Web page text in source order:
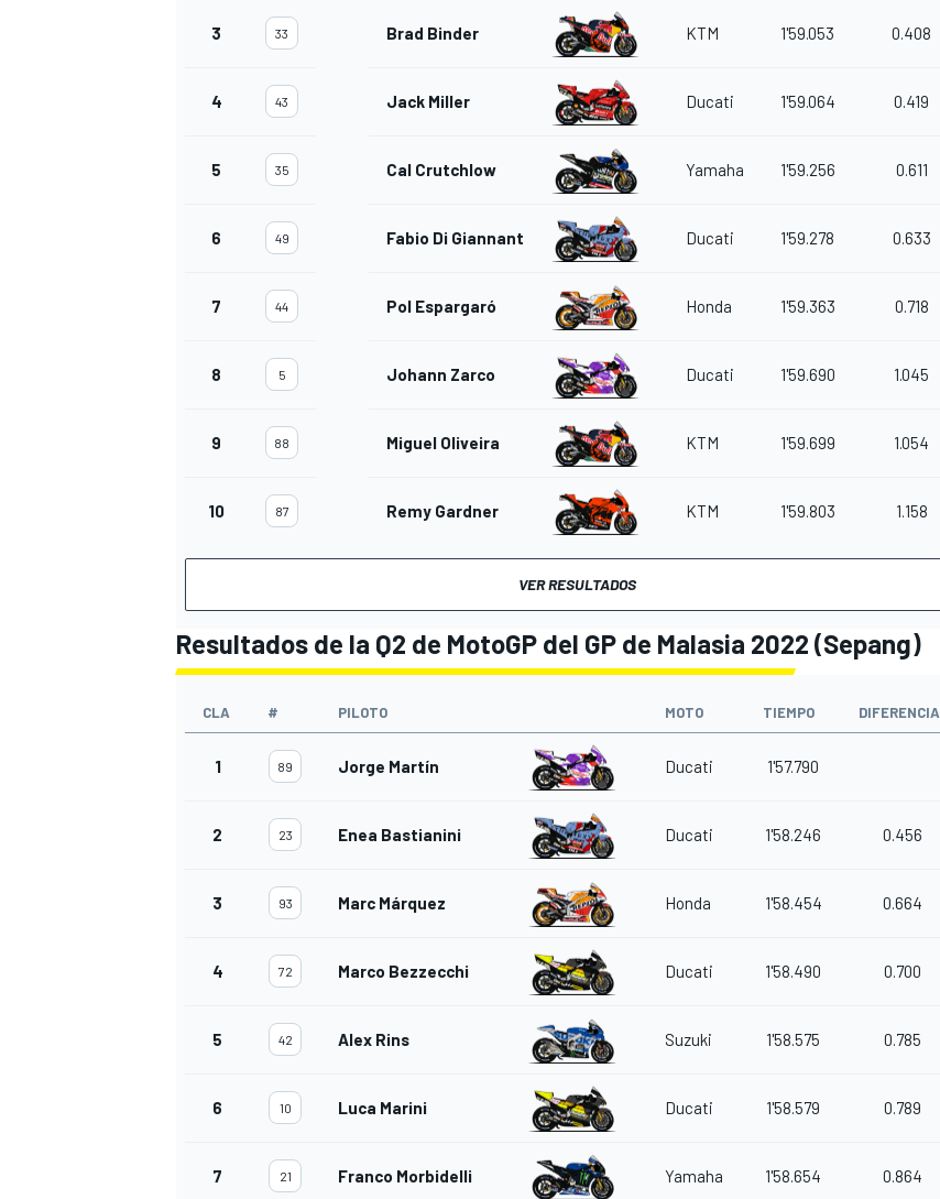
3 33 Brad Binder KTM 1'59.053 0.408
4 43 Jack Miller Ducati 1'59.064 0.419
5 35 Cal Crutchlow Yamaha 1'59.256 0.611
6 49 Fabio Di Giannantonio Ducati 1'59.278 0.633
7 44 Pol Espargaró Honda 1'59.363 0.718
8 5 Johann Zarco Ducati 1'59.690 1.045
9 88 Miguel Oliveira KTM 1'59.699 1.054
10 87 Remy Gardner KTM 1'59.803 1.158
VER RESULTADOS
Resultados de la Q2 de MotoGP del GP de Malasia 2022 (Sepang)
CLA # PILOTO MOTO TIEMPO DIFERENCIA
1 89 Jorge Martín Ducati 1'57.790
2 23 Enea Bastianini Ducati 1'58.246 0.456
3 93 Marc Márquez Honda 1'58.454 0.664
4 72 Marco Bezzecchi Ducati 1'58.490 0.700
5 42 Alex Rins Suzuki 1'58.575 0.785
6 10 Luca Marini Ducati 1'58.579 0.789
7 21 Franco Morbidelli Yamaha 1'58.654 0.864